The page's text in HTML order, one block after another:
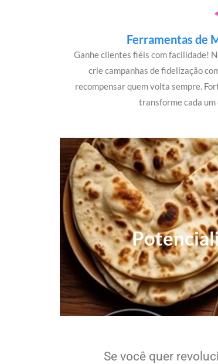
Ferramentas de
Ganhe clientes fiéis com facilidade!
crie campanhas de fidelização
recompensar quem volta sempre.
transforme cada
Se você quer